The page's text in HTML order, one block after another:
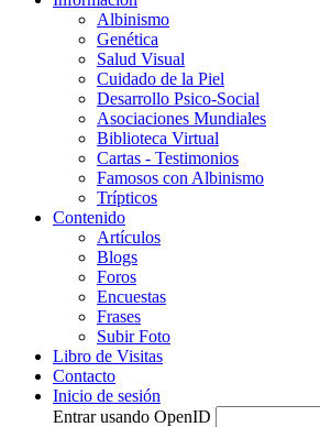
Albinismo
Genética
Salud Visual
Cuidado de la Piel
Desarrollo Psico-Social
Asociaciones Mundiales
Biblioteca Virtual
Cartas - Testimonios
Famosos con Albinismo
Trípticos
Contenido
Artículos
Blogs
Foros
Encuestas
Frases
Subir Foto
Libro de Visitas
Contacto
Inicio de sesión
Entrar usando OpenID